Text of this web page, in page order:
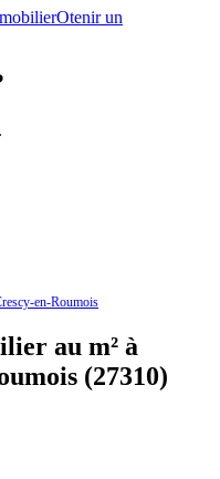
Otenir un
en-Roumois
au m² à
(27310)